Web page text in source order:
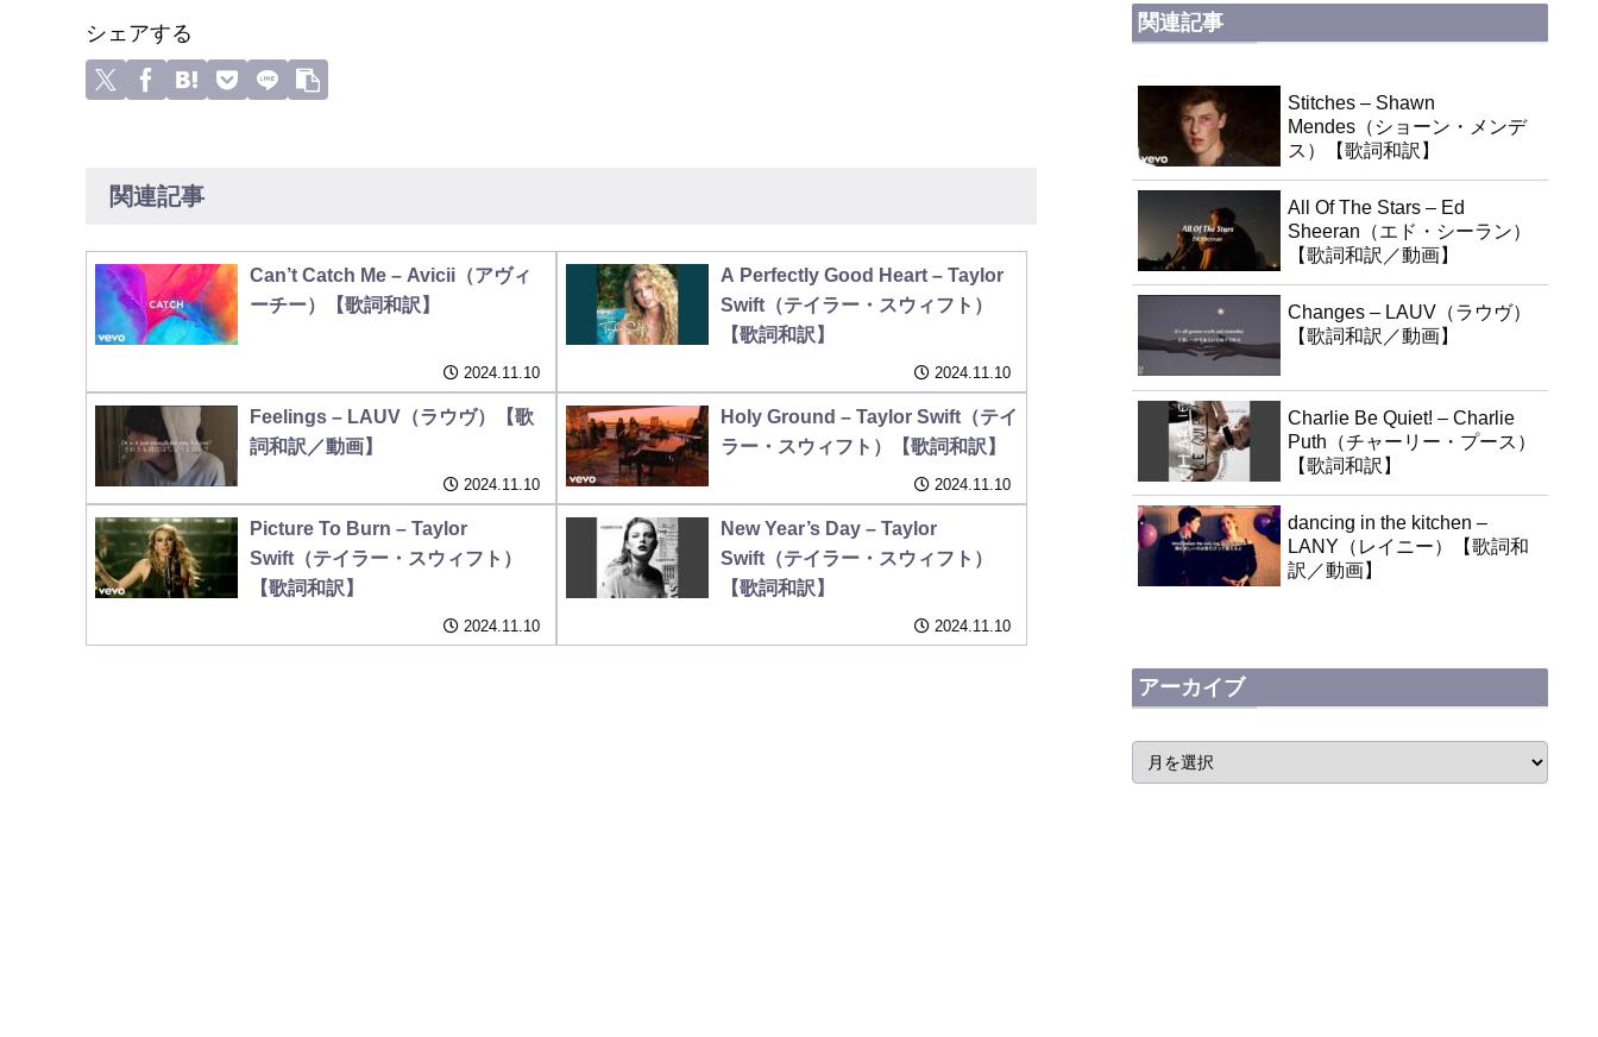
シェアする
関連記事
Can’t Catch Me – Avicii（アヴィ
ーチー）【歌詞和訳】
2024.11.10
A Perfectly Good Heart – Taylor
Swift（テイラー・スウィフト）
【歌詞和訳】
2024.11.10
Feelings – LAUV（ラウヴ）【歌
詞和訳／動画】
2024.11.10
Holy Ground – Taylor Swift（テイ
ラー・スウィフト）【歌詞和訳】
2024.11.10
Picture To Burn – Taylor
Swift（テイラー・スウィフト）
【歌詞和訳】
2024.11.10
New Year’s Day – Taylor
Swift（テイラー・スウィフト）
【歌詞和訳】
2024.11.10
関連記事
Stitches – Shawn
Mendes（ショーン・メンデ
ス）【歌詞和訳】
All Of The Stars – Ed
Sheeran（エド・シーラン）
【歌詞和訳／動画】
Changes – LAUV（ラウヴ）
【歌詞和訳／動画】
Charlie Be Quiet! – Charlie
Puth（チャーリー・プース）
【歌詞和訳】
dancing in the kitchen –
LANY（レイニー）【歌詞和
訳／動画】
アーカイブ